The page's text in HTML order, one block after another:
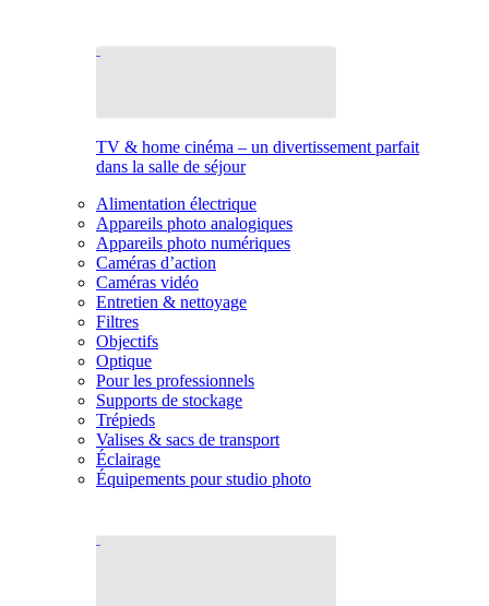
TV & home cinéma – un divertissement parfait
dans la salle de séjour
Alimentation électrique
Appareils photo analogiques
Appareils photo numériques
Caméras d’action
Caméras vidéo
Entretien & nettoyage
Filtres
Objectifs
Optique
Pour les professionnels
Supports de stockage
Trépieds
Valises & sacs de transport
Éclairage
Équipements pour studio photo